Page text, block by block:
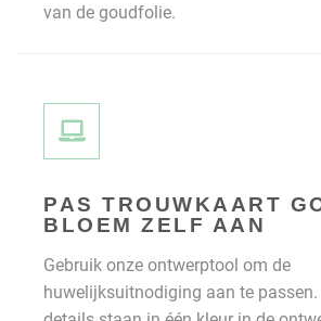
van de goudfolie.
PAS TROUWKAART
BLOEM ZELF AAN
Gebruik onze ontwerptool om de
huwelijksuitnodiging aan te passen.